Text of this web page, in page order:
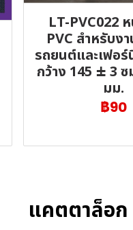
LT-PVC022
PVC สำหรับง
รถยนต์และเฟอร์
กว้าง 145 ± 3
มม.
฿90
แคตตาล็อก